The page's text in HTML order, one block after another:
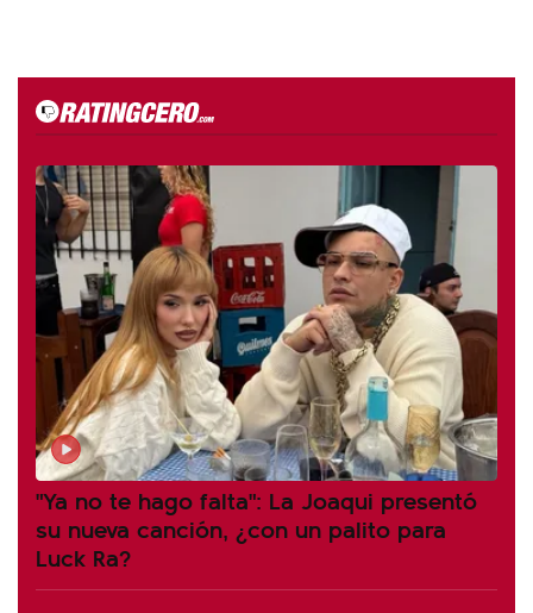
"Ya no te hago falta": La Joaqui presentó
su nueva canción, ¿con un palito para
Luck Ra?